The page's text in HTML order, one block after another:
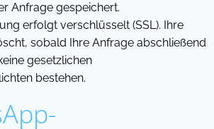
Anfrage gespeichert.
erfolgt verschlüsselt (SSL). Ihre
sobald Ihre Anfrage abschließend
gesetzlichen
bestehen.